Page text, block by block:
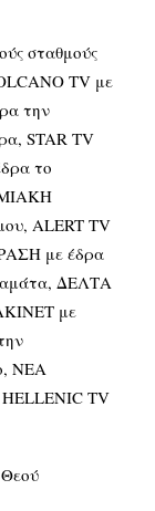
σταθμούς
TV με
την
STAR TV
το
ALERT TV
με έδρα
ΔΕΛΤΑ
με
ΝΕΑ
TV